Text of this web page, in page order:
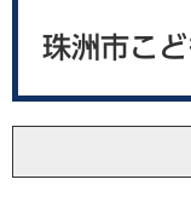
珠洲市こ